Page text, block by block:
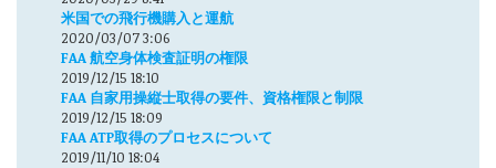
米国での飛行機購入と運航
2020/03/07 3:06
FAA 航空身体検査証明の権限
2019/12/15 18:10
FAA 自家用操縦士取得の要件、資格権限と制限
2019/12/15 18:09
FAA ATP取得のプロセスについて
2019/11/10 18:04